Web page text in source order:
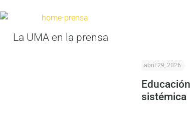
La UMA en la prensa
abril 29, 2026
sistémica